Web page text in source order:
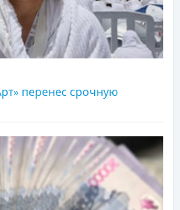
перенес срочную